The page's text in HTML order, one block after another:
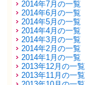
2014年7月の一覧
2014年6月の一覧
2014年5月の一覧
2014年4月の一覧
2014年3月の一覧
2014年2月の一覧
2014年1月の一覧
2013年12月の一覧
2013年11月の一覧